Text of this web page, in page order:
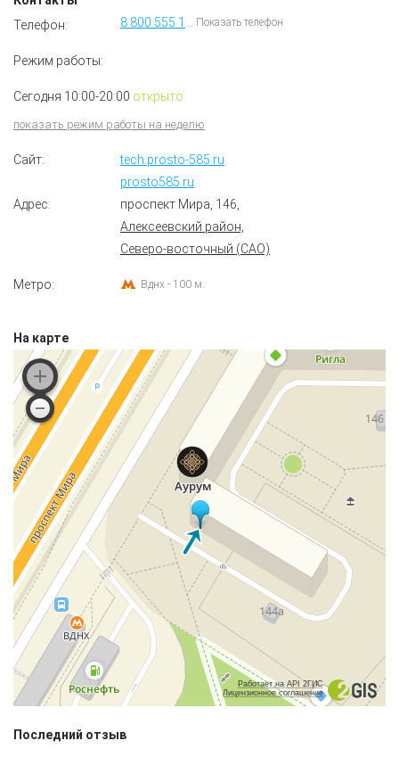
Телефон:
Показать телефон
Режим работы:
Сегодня 10:00-20:00 открыто
показать режим работы на неделю
Сайт:
tech.prosto-585.ru
prosto585.ru
Адрес:
проспект Мира, 146
Алексеевский район,
Северо-восточный (САО)
Метро: Вднх - 100 м.
На карте
Работает на API 2ГИС
Лицензионное соглашение
Последний отзыв